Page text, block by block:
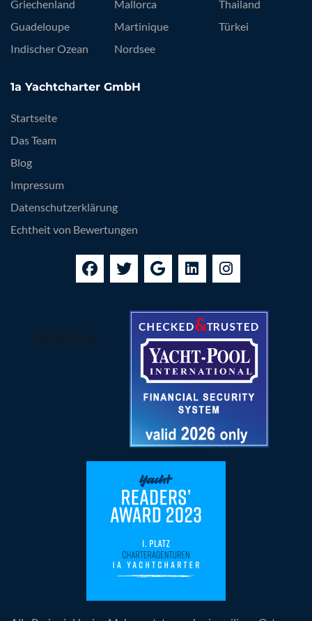
Griechenland
Guadeloupe
Indischer Ozean
Mallorca
Martinique
Nordsee
Thailand
Türkei
1a Yachtcharter GmbH
Startseite
Das Team
Blog
Impressum
Datenschutzerklärung
Echtheit von Bewertungen